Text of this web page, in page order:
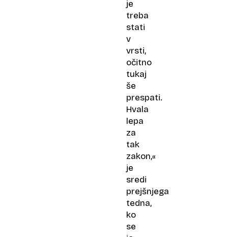
je
treba
stati
v
vrsti,
očitno
tukaj
še
prespati.
Hvala
lepa
za
tak
zakon,«
je
sredi
prejšnjega
tedna,
ko
se